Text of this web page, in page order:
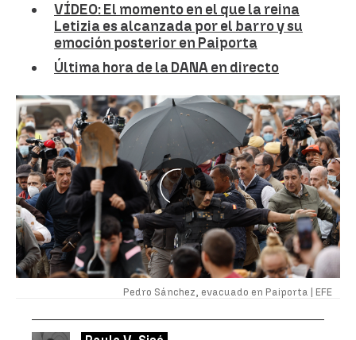
VÍDEO: El momento en el que la reina
Letizia es alcanzada por el barro y su
emoción posterior en Paiporta
Última hora de la DANA en directo
Pedro Sánchez, evacuado en Paiporta | EFE